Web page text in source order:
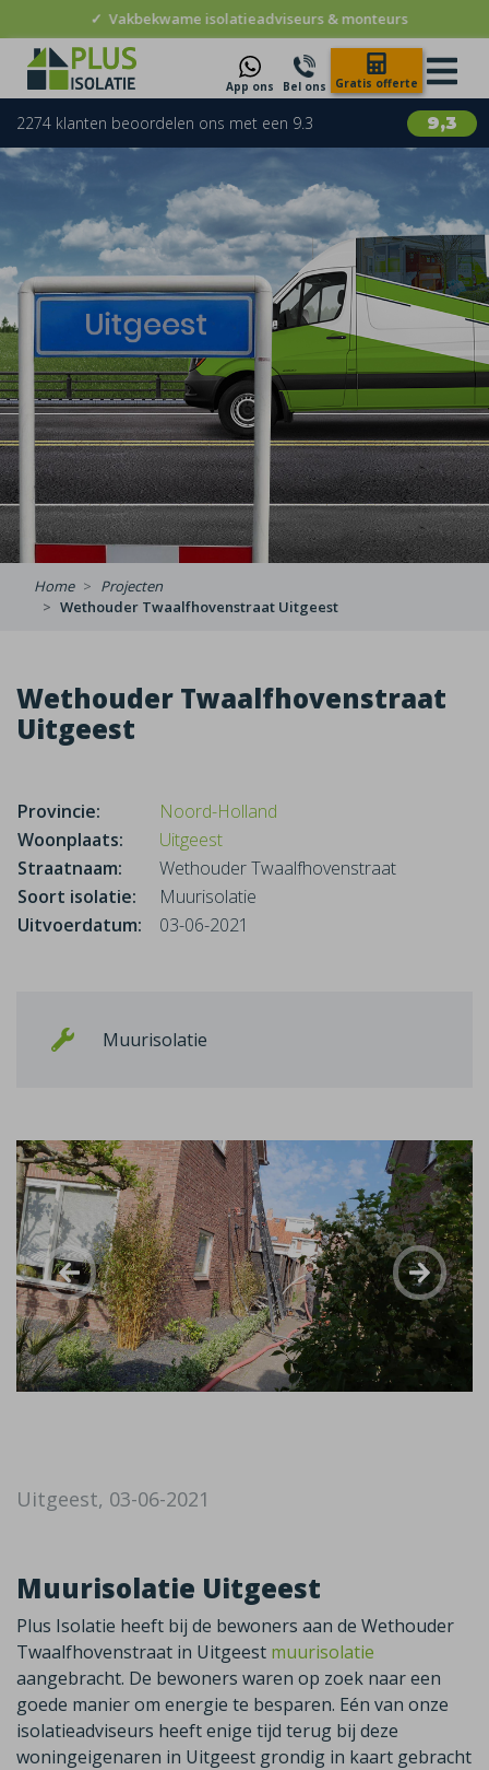
✓ Vakbekwame isolatieadviseurs & monteurs
App ons Bel ons Gratis offerte
9,3
2274 klanten beoordelen ons met een 9.3
Home
Projecten
Wethouder Twaalfhovenstraat Uitgeest
Wethouder Twaalfhovenstraat
Uitgeest
Provincie:
Noord-Holland
Woonplaats:
Uitgeest
Straatnaam:
Wethouder Twaalfhovenstraat
Soort isolatie:
Muurisolatie
Uitvoerdatum:
03-06-2021
Muurisolatie
Uitgeest, 03-06-2021
Muurisolatie Uitgeest
Plus Isolatie heeft bij de bewoners aan de Wethouder
Twaalfhovenstraat in Uitgeest muurisolatie
aangebracht. De bewoners waren op zoek naar een
goede manier om energie te besparen. Eén van onze
isolatieadviseurs heeft enige tijd terug bij deze
woningeigenaren in Uitgeest grondig in kaart gebracht